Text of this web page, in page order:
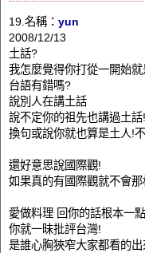
19.名稱： yun
2008/12/13
土話?
我怎麼覺得你打從一開始
台語有錯嗎?
說別人在講土話
說不定你的祖先也講過土話!
換句或說你就也算是土人!
還好意思說國際觀!
如果真的有國際觀就不會
愛做料理 回你的話根本一
你就一昧批評台灣!
是誰心胸狹窄大家都看的